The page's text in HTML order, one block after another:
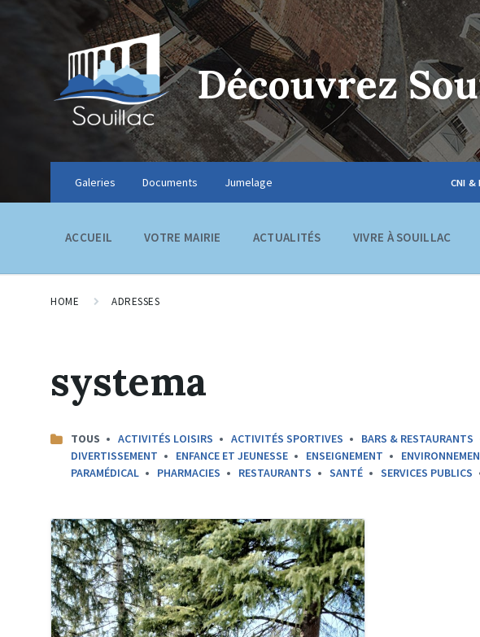
Découvrez
Galeries Documents Jumelage
ACCUEIL VOTRE MAIRIE ACTUALITÉS VIVRE À SOUILLAC
HOME ADRESSES
systema
CATEGORIES:
TOUS ACTIVITÉS LOISIRS ACTIVITÉS SPORTIVES BARS & RESTAURANTS
DIVERTISSEMENT
ENFANCE ET JEUNESSE ENSEIGNEMENT
PARAMÉDICAL
PHARMACIES RESTAURANTS SANTÉ SERVICES PUBLICS